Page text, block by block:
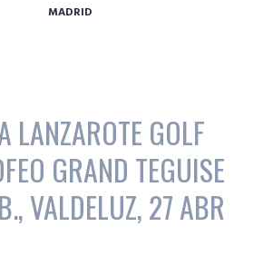
MADRID
LANZAROTE GOLF
GRAND TEGUISE
VALDELUZ, 27 ABR